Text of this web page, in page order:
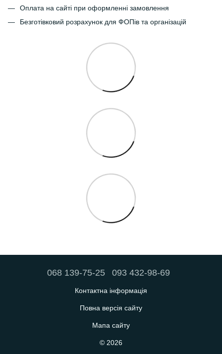
Оплата на сайті при оформленні замовлення
Безготівковий розрахунок для ФОПів та організацій
068 139-75-25 093 432-98-69
Контактна інформація
Повна версія сайту
Мапа сайту
© 2026